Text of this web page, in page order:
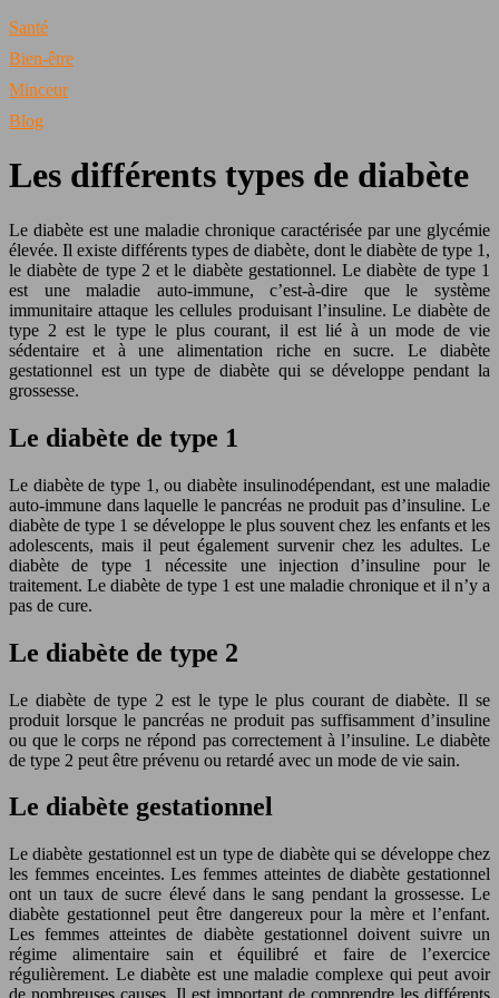
Santé
Bien-être
Minceur
Blog
Les différents types de diabète
Le diabète est une maladie chronique caractérisée par une glycémie
élevée. Il existe différents types de diabète, dont le diabète de type 1,
le diabète de type 2 et le diabète gestationnel. Le diabète de type 1
est une maladie auto-immune, c’est-à-dire que le système
immunitaire attaque les cellules produisant l’insuline. Le diabète de
type 2 est le type le plus courant, il est lié à un mode de vie
sédentaire et à une alimentation riche en sucre. Le diabète
gestationnel est un type de diabète qui se développe pendant la
grossesse.
Le diabète de type 1
Le diabète de type 1, ou diabète insulinodépendant, est une maladie
auto-immune dans laquelle le pancréas ne produit pas d’insuline. Le
diabète de type 1 se développe le plus souvent chez les enfants et les
adolescents, mais il peut également survenir chez les adultes. Le
diabète de type 1 nécessite une injection d’insuline pour le
traitement. Le diabète de type 1 est une maladie chronique et il n’y a
pas de cure.
Le diabète de type 2
Le diabète de type 2 est le type le plus courant de diabète. Il se
produit lorsque le pancréas ne produit pas suffisamment d’insuline
ou que le corps ne répond pas correctement à l’insuline. Le diabète
de type 2 peut être prévenu ou retardé avec un mode de vie sain.
Le diabète gestationnel
Le diabète gestationnel est un type de diabète qui se développe chez
les femmes enceintes. Les femmes atteintes de diabète gestationnel
ont un taux de sucre élevé dans le sang pendant la grossesse. Le
diabète gestationnel peut être dangereux pour la mère et l’enfant.
Les femmes atteintes de diabète gestationnel doivent suivre un
régime alimentaire sain et équilibré et faire de l’exercice
régulièrement. Le diabète est une maladie complexe qui peut avoir